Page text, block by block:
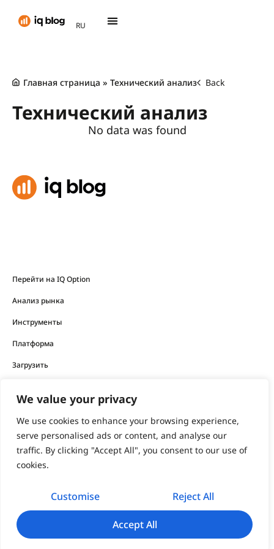
We value your privacy
We use cookies to enhance your browsing experience,
serve personalised ads or content, and analyse our
traffic. By clicking "Accept All", you consent to our use of
cookies.
Customise Reject All
Accept All
RU
TH
Главная страница » Технический анализ Back
Технический анализ
No data was found
Перейти на IQ Option
Анализ рынка
Инструменты
Платформа
Загрузить
Финансовые продукты, предлагаемые компанией, несут
высокий уровень риска и могут привести к потере всех
ваших средств.
Никогда не инвестируйте деньги, потерю которых вы не
можете себе позволить.
support@iqoption.com